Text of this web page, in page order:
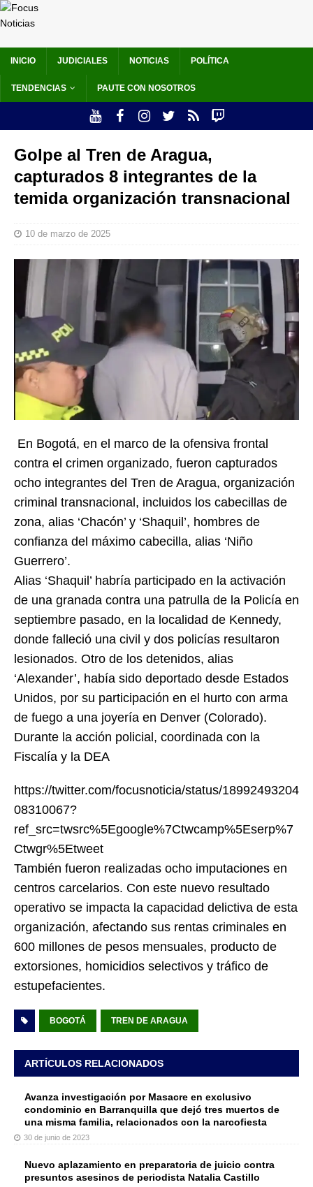
INICIO JUDICIALES NOTICIAS POLÍTICA
TENDENCIAS PAUTE CON NOSOTROS
Golpe al Tren de Aragua,
capturados 8 integrantes de la
temida organización transnacional
10 de marzo de 2025
En Bogotá, en el marco de la ofensiva frontal
contra el crimen organizado, fueron capturados
ocho integrantes del Tren de Aragua, organización
criminal transnacional, incluidos los cabecillas de
zona, alias ‘Chacón’ y ‘Shaquil’, hombres de
confianza del máximo cabecilla, alias ‘Niño
Guerrero’.
Alias ‘Shaquil’ habría participado en la activación
de una granada contra una patrulla de la Policía en
septiembre pasado, en la localidad de Kennedy,
donde falleció una civil y dos policías resultaron
lesionados. Otro de los detenidos, alias
‘Alexander’, había sido deportado desde Estados
Unidos, por su participación en el hurto con arma
de fuego a una joyería en Denver (Colorado).
Durante la acción policial, coordinada con la
Fiscalía y la DEA
https://twitter.com/focusnoticia/status/18992493204
08310067?
ref_src=twsrc%5Egoogle%7Ctwcamp%5Eserp%7
Ctwgr%5Etweet
También fueron realizadas ocho imputaciones en
centros carcelarios. Con este nuevo resultado
operativo se impacta la capacidad delictiva de esta
organización, afectando sus rentas criminales en
600 millones de pesos mensuales, producto de
extorsiones, homicidios selectivos y tráfico de
estupefacientes.
BOGOTÁ TREN DE ARAGUA
ARTÍCULOS RELACIONADOS
Avanza investigación por Masacre en exclusivo
condominio en Barranquilla que dejó tres muertos de
una misma familia, relacionados con la narcofiesta
30 de junio de 2023
Nuevo aplazamiento en preparatoria de juicio contra
presuntos asesinos de periodista Natalia Castillo